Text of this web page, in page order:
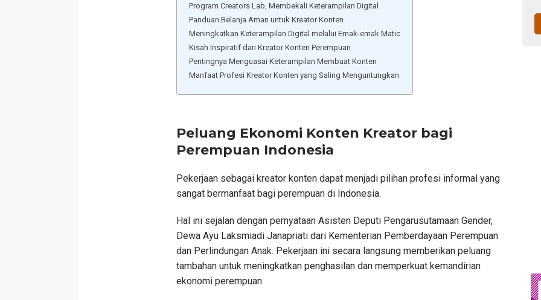
Program Creators Lab, Membekali Keterampilan Digital
Panduan Belanja Aman untuk Kreator Konten
Meningkatkan Keterampilan Digital melalui Emak-emak Matic
Kisah Inspiratif dari Kreator Konten Perempuan
Pentingnya Menguasai Keterampilan Membuat Konten
Manfaat Profesi Kreator Konten yang Saling Menguntungkan
Peluang Ekonomi Konten Kreator bagi
Perempuan Indonesia
Pekerjaan sebagai kreator konten dapat menjadi pilihan profesi informal yang
sangat bermanfaat bagi perempuan di Indonesia.
Hal ini sejalan dengan pernyataan Asisten Deputi Pengarusutamaan Gender,
Dewa Ayu Laksmiadi Janapriati dari Kementerian Pemberdayaan Perempuan
dan Perlindungan Anak. Pekerjaan ini secara langsung memberikan peluang
tambahan untuk meningkatkan penghasilan dan memperkuat kemandirian
ekonomi perempuan.